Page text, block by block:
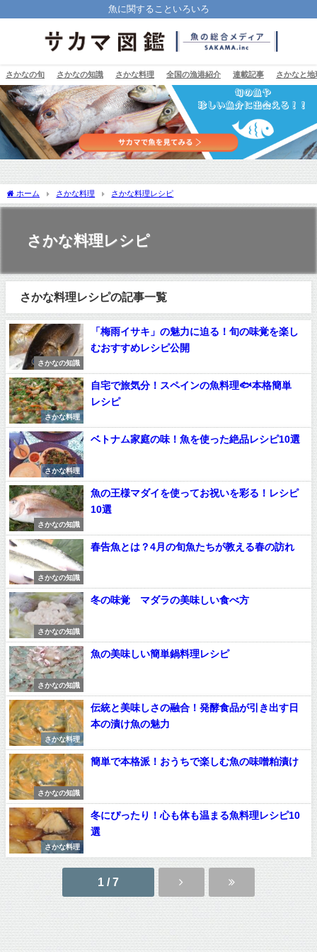
魚に関することいろいろ
さかなの旬 さかなの知識 さかな料理 全国の漁港紹介 連載記事 さかなと地
ホーム さかな料理 さかな料理レシピ
さかな料理レシピ
さかな料理レシピの記事一覧
さかなの知識
「梅雨イサキ」の魅力に迫る！旬の味覚を楽し
むおすすめレシピ公開
さかな料理
自宅で旅気分！スペインの魚料理🐟本格簡単
レシピ
さかな料理
ベトナム家庭の味！魚を使った絶品レシピ10選
さかなの知識
魚の王様マダイを使ってお祝いを彩る！レシピ
10選
さかなの知識
春告魚とは？4月の旬魚たちが教える春の訪れ
さかなの知識
冬の味覚 マダラの美味しい食べ方
さかなの知識
魚の美味しい簡単鍋料理レシピ
さかな料理
伝統と美味しさの融合！発酵食品が引き出す日
本の漬け魚の魅力
さかなの知識
簡単で本格派！おうちで楽しむ魚の味噌粕漬け
さかな料理
冬にぴったり！心も体も温まる魚料理レシピ10
選
1 / 7